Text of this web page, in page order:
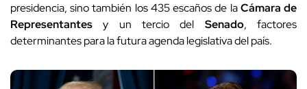
presidencia, sino también los 435 escaños de laCámara de
Representantes y un tercio del Senado, factores
determinantes para la futura agenda legislativa del país.